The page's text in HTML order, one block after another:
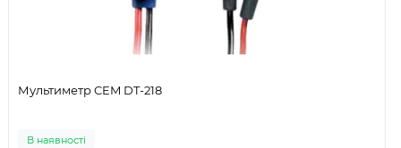
Мультиметр CEM DT-218
В наявності